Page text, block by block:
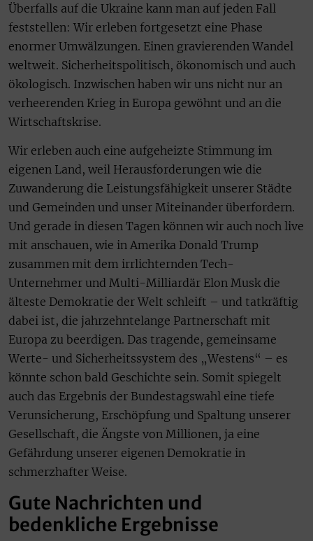
Überfalls auf die Ukraine kann man auf jeden Fall
feststellen: Wir erleben fortgesetzt eine Phase
enormer Umwälzungen. Einen gravierenden Wandel
weltweit. Sicherheitspolitisch, ökonomisch und auch
ökologisch. Inzwischen haben wir uns nicht nur an
verheerenden Krieg in Europa gewöhnt und an die
Wirtschaftskrise.
Wir erleben auch eine aufgeheizte Stimmung im
eigenen Land, weil Herausforderungen wie die
Zuwanderung die Leistungsfähigkeit unserer Städte
und Gemeinden und unser Miteinander überfordern.
Und gerade in diesen Tagen können wir auch noch live
mit anschauen, wie in Amerika Donald Trump
zusammen mit dem irrlichternden Tech-
Unternehmer und Multi-Milliardär Elon Musk die
älteste Demokratie der Welt schleift – und tatkräftig
dabei ist, die jahrzehntelange Partnerschaft mit
Europa zu beerdigen. Das tragende, gemeinsame
Werte- und Sicherheitssystem des „Westens“ – es
könnte schon bald Geschichte sein. Somit spiegelt
auch das Ergebnis der Bundestagswahl eine tiefe
Verunsicherung, Erschöpfung und Spaltung unserer
Gesellschaft, die Ängste von Millionen, ja eine
Gefährdung unserer eigenen Demokratie in
schmerzhafter Weise.
Gute Nachrichten und
bedenkliche Ergebnisse